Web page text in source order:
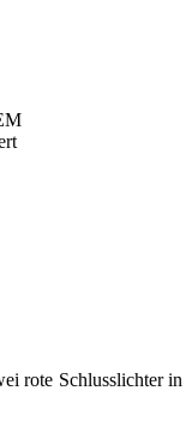
rote Schlusslichter in